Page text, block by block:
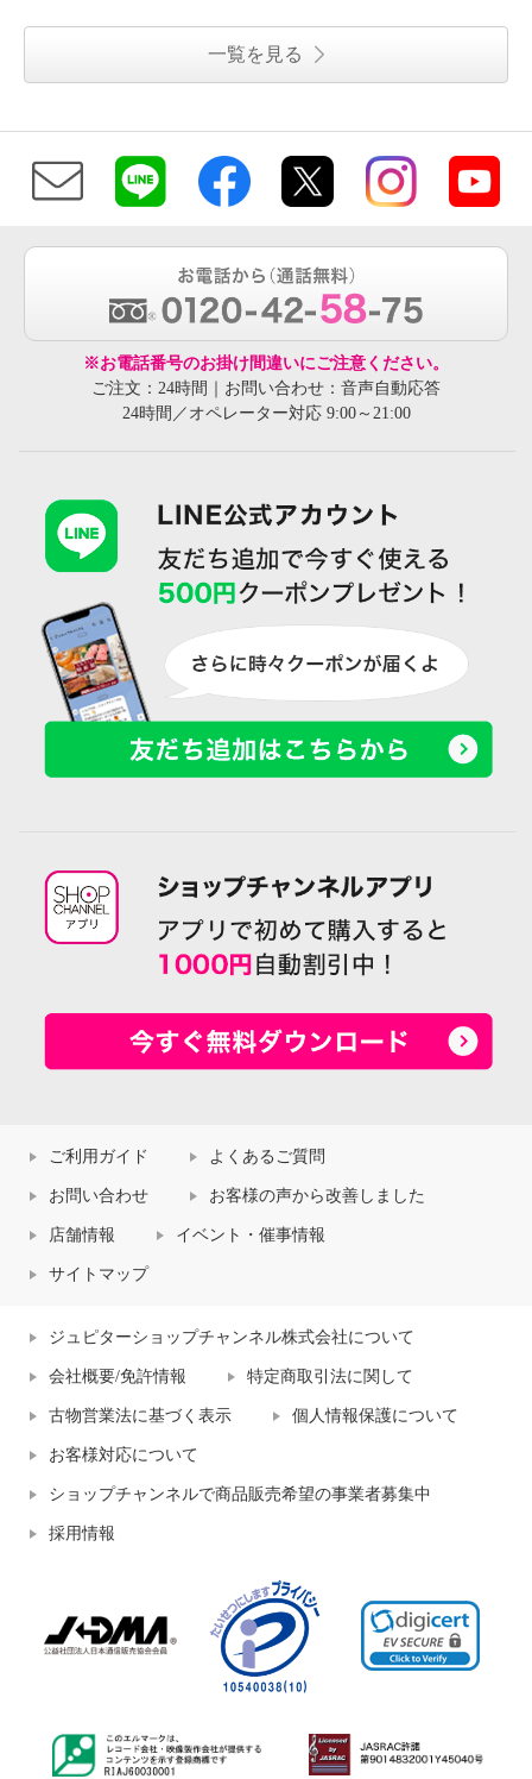
一覧を見る
※お電話番号のお掛け間違いにご注意ください。
ご注文：24時間｜お問い合わせ：音声自動応答
24時間／オペレーター対応 9:00～21:00
ご利用ガイド よくあるご質問
お問い合わせ お客様の声から改善しました
店舗情報 イベント・催事情報
サイトマップ
ジュピターショップチャンネル株式会社について
会社概要/免許情報 特定商取引法に関して
古物営業法に基づく表示 個人情報保護について
お客様対応について
ショップチャンネルで商品販売希望の事業者募集中
採用情報